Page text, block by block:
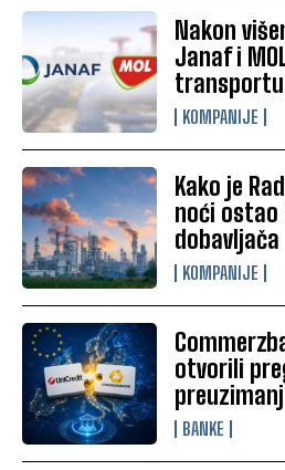
Nakon
Janaf i
KOMPANIJE
Kako je
noći ostao
dobavljača
KOMPANIJE
otvorili
BANKE